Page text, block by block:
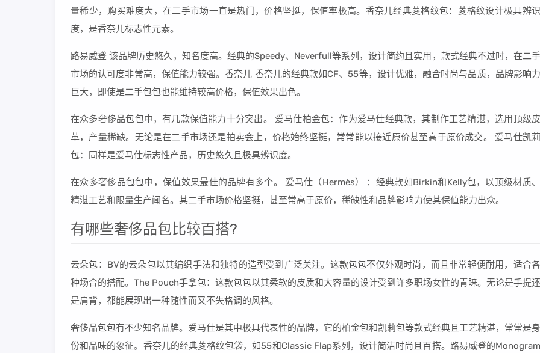
量稀少，购买难度大，在二手市场一直是热门，价格坚挺，保值率极高。香奈儿经典菱格纹包：菱格纹设计极具辨识
度，是香奈儿标志性元素。
路易威登 该品牌历史悠久，知名度高。经典的Speedy、Neverfull等系列，设计简约且实用，款式经典不过时，在二手
市场的认可度非常高，保值能力较强。香奈儿 香奈儿的经典款如CF、55等，设计优雅，融合时尚与品质，品牌影响力
巨大，即使是二手包包也能维持较高价格，保值效果出色。
在众多奢侈品包包中，有几款保值能力十分突出。 爱马仕柏金包：作为爱马仕经典款，其制作工艺精湛，选用顶级皮
革，产量稀缺。无论是在二手市场还是拍卖会上，价格始终坚挺，常常能以接近原价甚至高于原价成交。 爱马仕凯莉
包：同样是爱马仕标志性产品，历史悠久且极具辨识度。
在众多奢侈品包包中，保值效果最佳的品牌有多个。 爱马仕（Hermès） ：经典款如Birkin和Kelly包，以顶级材质、
精湛工艺和限量生产闻名。其二手市场价格坚挺，甚至常高于原价，稀缺性和品牌影响力使其保值能力出众。
有哪些奢侈品包比较百搭?
云朵包：BV的云朵包以其编织手法和独特的造型受到广泛关注。这款包包不仅外观时尚，而且非常轻便耐用，适合各
种场合的搭配。The Pouch手拿包：这款包包以其柔软的皮质和大容量的设计受到许多职场女性的青睐。无论是手提还
是肩背，都能展现出一种随性而又不失格调的风格。
奢侈品包包有不少知名品牌。爱马仕是其中极具代表性的品牌，它的柏金包和凯莉包等款式经典且工艺精湛，常常是身
份和品味的象征。香奈儿的经典菱格纹包袋，如55和Classic Flap系列，设计简洁时尚且百搭。路易威登的Monogram